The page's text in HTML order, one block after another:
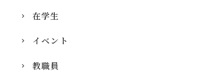
在学生
イベント
教職員